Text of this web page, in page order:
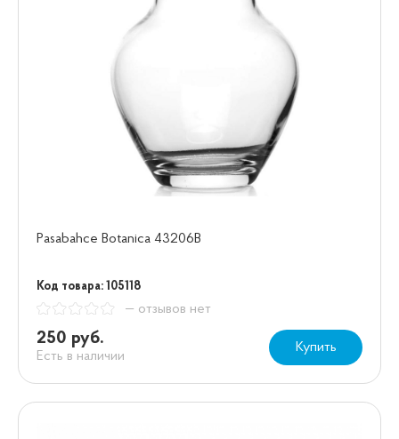
Pasabahce Botanica 43206В
Код товара: 105118
— отзывов нет
250 руб.
Есть в наличии
Купить